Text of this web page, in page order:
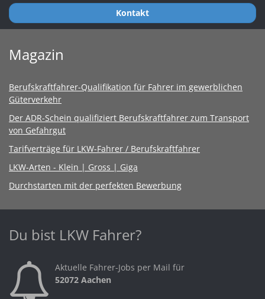
Kontakt
Magazin
Berufskraftfahrer-Qualifikation für Fahrer im gewerblichen
Güterverkehr
Der ADR-Schein qualifiziert Berufskraftfahrer zum Transport
von Gefahrgut
Tarifverträge für LKW-Fahrer / Berufskraftfahrer
LKW-Arten - Klein | Gross | Giga
Durchstarten mit der perfekten Bewerbung
Du bist LKW Fahrer?
Aktuelle Fahrer-Jobs per Mail für
52072 Aachen